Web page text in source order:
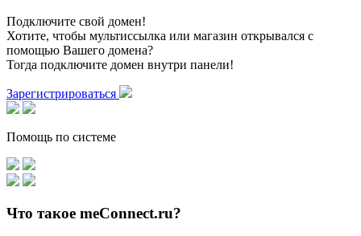
Подключите свой домен!
Хотите, чтобы мультиссылка или магазин открывался с
помощью Вашего домена?
Тогда подключите домен внутри панели!
Зарегистрироваться
Помощь по системе
Что такое meConnect.ru?